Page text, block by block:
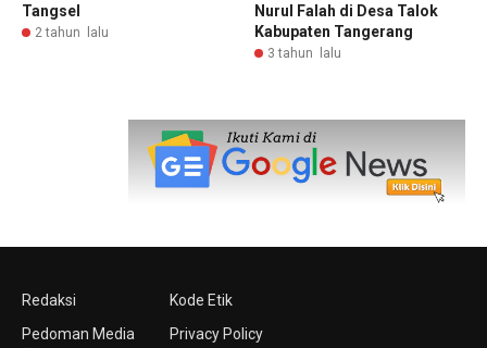
Tangsel
2 tahun lalu
Nurul Falah di Desa Talok
Kabupaten Tangerang
3 tahun lalu
Redaksi
Pedoman Media
Kode Etik
Privacy Policy